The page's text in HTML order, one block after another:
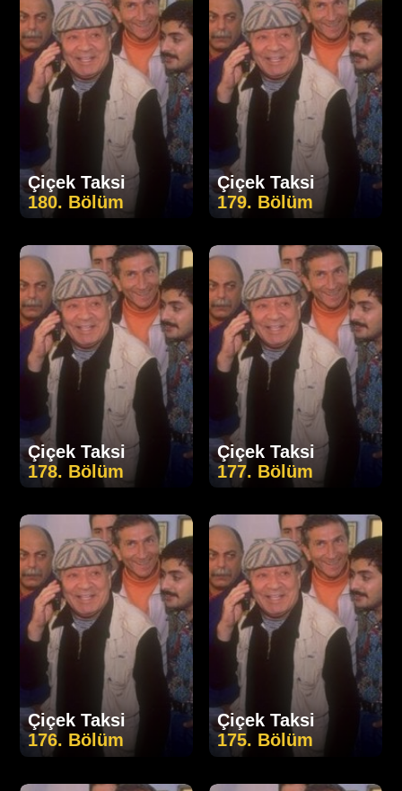
Çiçek Taksi
180. Bölüm
Çiçek Taksi
179. Bölüm
Çiçek Taksi
178. Bölüm
Çiçek Taksi
177. Bölüm
Çiçek Taksi
176. Bölüm
Çiçek Taksi
175. Bölüm